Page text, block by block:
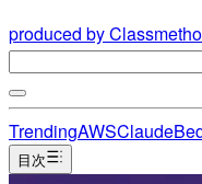
produced by
TrendingAWSClaude
目次